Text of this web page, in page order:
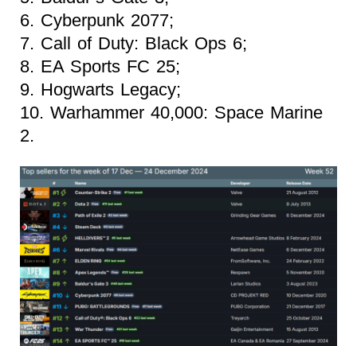
6. Cyberpunk 2077;
7. Call of Duty: Black Ops 6;
8. EA Sports FC 25;
9. Hogwarts Legacy;
10. Warhammer 40,000: Space Marine
2.